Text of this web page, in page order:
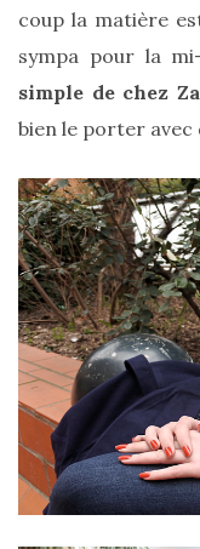
Les
plus
belles
marques
de
sacs
vegan
:
coup la matière
sympa pour la
simple de chez
bien le porter avec